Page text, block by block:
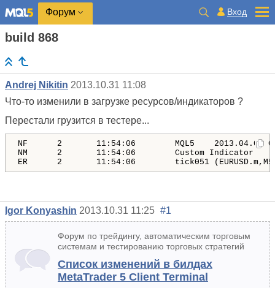
Форум Вход
build 868
Andrej Nikitin 2013.10.31 11:08
Что-то изменили в загрузке ресурсов/индикаторов ?
Перестали грузится в тестере...
NF      2       11:54:06        MQL5
NM      2       11:54:06        Custom Indicator
ER      2       11:54:06        tick051
Igor Konyashin 2013.10.31 11:25 #1
Форум по трейдингу, автоматическим торговым
системам и тестированию торговых стратегий
Список изменений в билдах
MetaTrader 5 Client Terminal